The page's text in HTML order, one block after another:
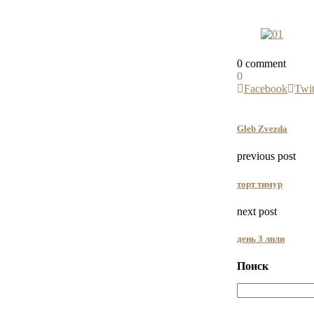
0 comment
0
Facebook
Gleb Zvezda
previous post
торт тимур
next post
день 3 лили
Поиск